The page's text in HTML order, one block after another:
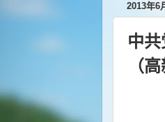
2013年6
中
（